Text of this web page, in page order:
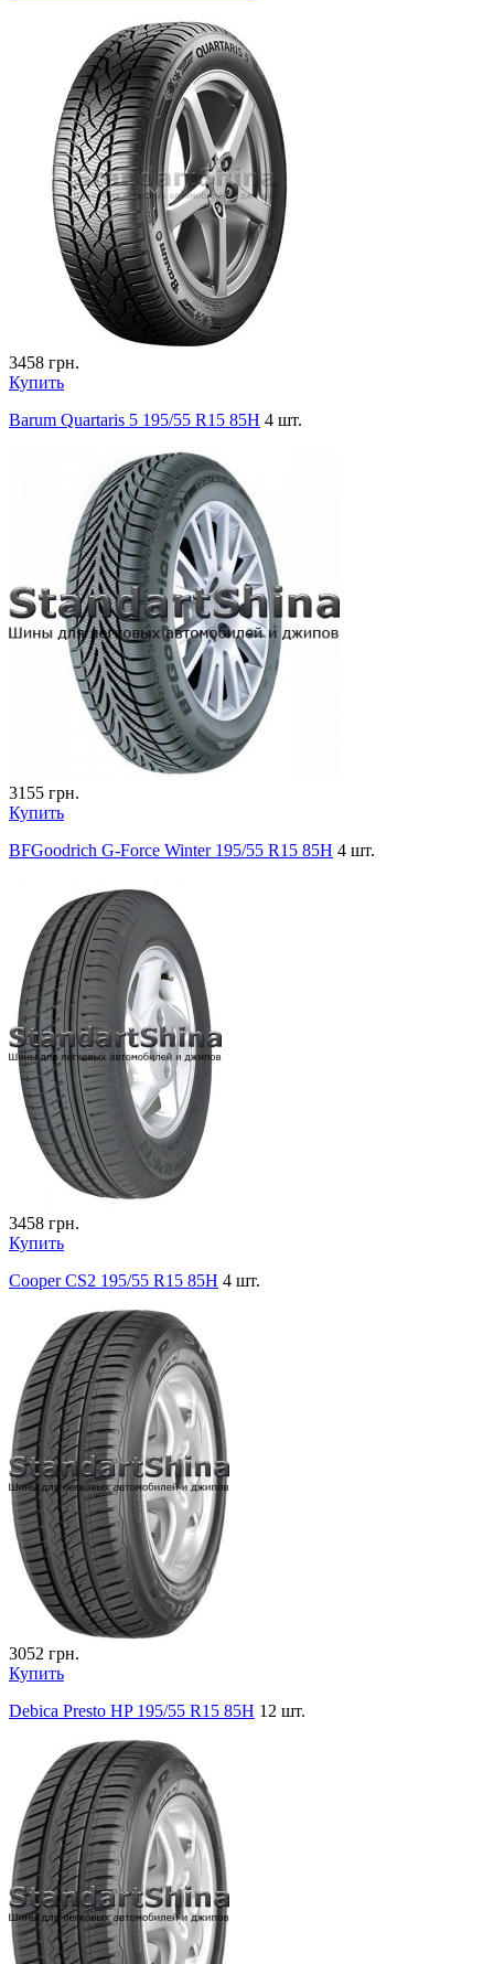
3458 грн.
Купить
Barum Quartaris 5 195/55 R15 85H 4 шт.
3155 грн.
Купить
BFGoodrich G-Force Winter 195/55 R15 85H 4 шт.
3458 грн.
Купить
Cooper CS2 195/55 R15 85H 4 шт.
3052 грн.
Купить
Debica Presto HP 195/55 R15 85H 12 шт.